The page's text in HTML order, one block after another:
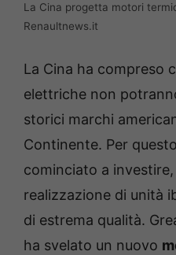
La Cina progetta motori
Renaultnews.it
La Cina ha compreso
elettriche non
storici marchi
Continente. Per
cominciato a
realizzazione di unità
di estrema qualità.
ha svelato un nuovo